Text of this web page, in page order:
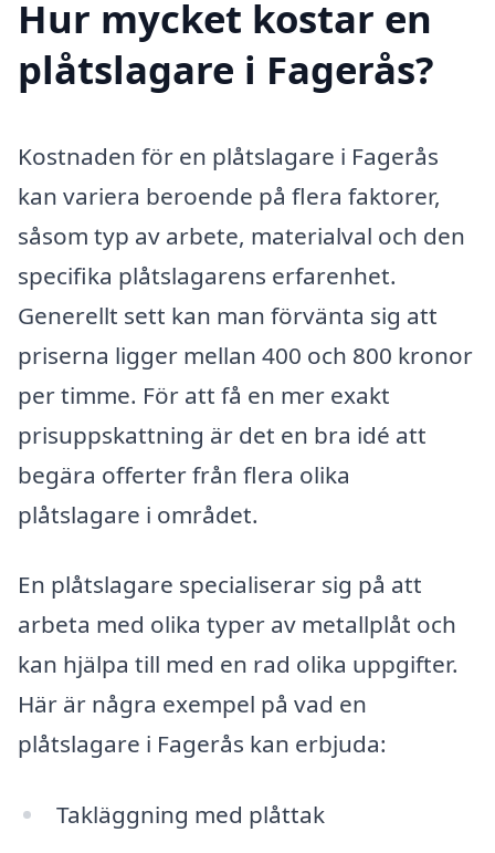
Hur mycket kostar en
plåtslagare i Fagerås?
Kostnaden för en plåtslagare i Fagerås
kan variera beroende på flera faktorer,
såsom typ av arbete, materialval och den
specifika plåtslagarens erfarenhet.
Generellt sett kan man förvänta sig att
priserna ligger mellan 400 och 800 kronor
per timme. För att få en mer exakt
prisuppskattning är det en bra idé att
begära offerter från flera olika
plåtslagare i området.
En plåtslagare specialiserar sig på att
arbeta med olika typer av metallplåt och
kan hjälpa till med en rad olika uppgifter.
Här är några exempel på vad en
plåtslagare i Fagerås kan erbjuda:
Takläggning med plåttak